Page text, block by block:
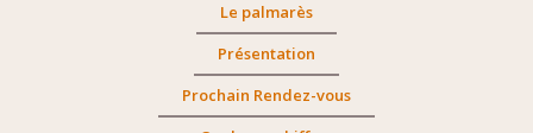
Le palmarès
Présentation
Prochain Rendez-vous